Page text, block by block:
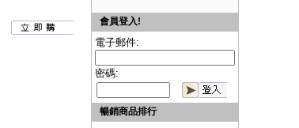
會員登入!
電子郵件:
密碼:
暢銷商品排行